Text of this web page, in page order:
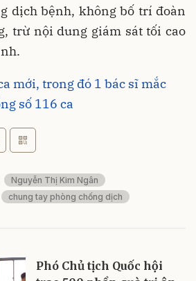
dịch bệnh, không bố trí đoàn
trừ nội dung giám sát tối cao
mới, trong đó 1 bác sĩ mắc
số 116 ca
Nguyễn Thị Kim Ngân
chung tay phòng chống dịch
Phó Chủ tịch Quốc hội